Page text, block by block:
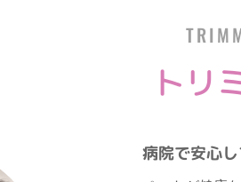
トリ
病院で安心